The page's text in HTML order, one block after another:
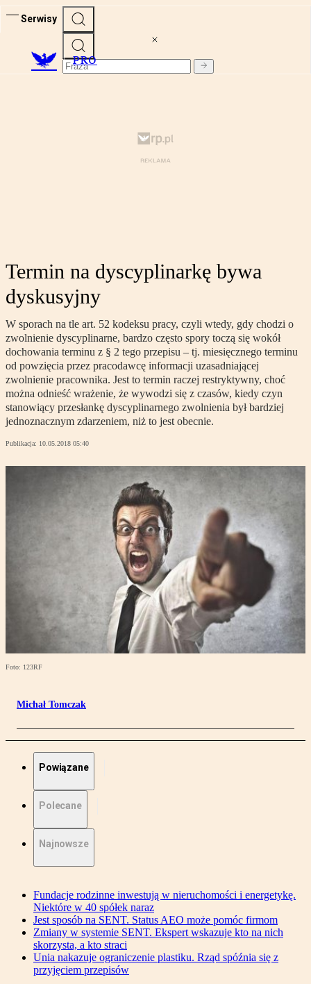
Serwisy
PRO
Termin na dyscyplinarkę bywa
dyskusyjny
W sporach na tle art. 52 kodeksu pracy, czyli wtedy, gdy chodzi o
zwolnienie dyscyplinarne, bardzo często spory toczą się wokół
dochowania terminu z § 2 tego przepisu – tj. miesięcznego terminu
od powzięcia przez pracodawcę informacji uzasadniającej
zwolnienie pracownika. Jest to termin raczej restryktywny, choć
można odnieść wrażenie, że wywodzi się z czasów, kiedy czyn
stanowiący przesłankę dyscyplinarnego zwolnienia był bardziej
jednoznacznym zdarzeniem, niż to jest obecnie.
Publikacja: 10.05.2018 05:40
Foto: 123RF
Michał Tomczak
Powiązane
Polecane
Najnowsze
Fundacje rodzinne inwestują w nieruchomości i energetykę.
Niektóre w 40 spółek naraz
Jest sposób na SENT. Status AEO może pomóc firmom
Zmiany w systemie SENT. Ekspert wskazuje kto na nich
skorzysta, a kto straci
Unia nakazuje ograniczenie plastiku. Rząd spóźnia się z
przyjęciem przepisów